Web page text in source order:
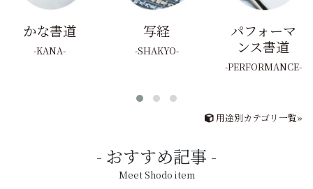
かな書道
KANA
写経
SHAKYO
パフォーマ
ンス書道
PERFORMANCE
用途別カテゴリ一覧»
おすすめ記事
Meet Shodo item